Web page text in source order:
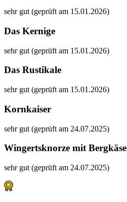
sehr gut (geprüft am 15.01.2026)
Das Kernige
sehr gut (geprüft am 15.01.2026)
Das Rustikale
sehr gut (geprüft am 15.01.2026)
Kornkaiser
sehr gut (geprüft am 24.07.2025)
Wingertsknorze mit Bergkäse
sehr gut (geprüft am 24.07.2025)